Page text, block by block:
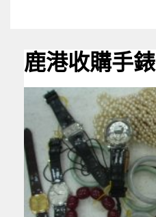
鹿港收購手錶